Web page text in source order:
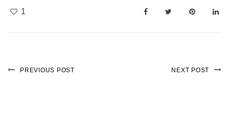
1
PREVIOUS POST NEXT POST